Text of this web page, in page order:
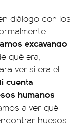
diálogo con los
excavando
qué era,
ver si era el
cuenta
humanos
a ver qué
huesos